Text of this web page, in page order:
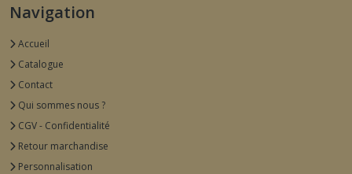
Navigation
Accueil
Catalogue
Contact
Qui sommes nous ?
CGV - Confidentialité
Retour marchandise
Personnalisation